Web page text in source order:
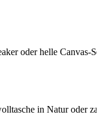
oder helle Canvas-
in Natur oder